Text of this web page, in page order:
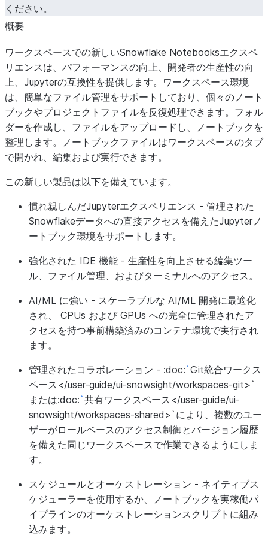
ください。
概要
ワークスペースでの新しいSnowflake Notebooksエクスペ
リエンスは、パフォーマンスの向上、開発者の生産性の向
上、Jupyterの互換性を提供します。ワークスペース環境
は、簡単なファイル管理をサポートしており、個々のノート
ブックやプロジェクトファイルを反復処理できます。フォル
ダーを作成し、ファイルをアップロードし、ノートブックを
整理します。ノートブックファイルはワークスペースのタブ
で開かれ、編集および実行できます。
この新しい製品は以下を備えています。
慣れ親しんだJupyterエクスペリエンス - 管理された
Snowflakeデータへの直接アクセスを備えたJupyterノ
ートブック環境をサポートします。
強化された IDE 機能 - 生産性を向上させる編集ツー
ル、ファイル管理、およびターミナルへのアクセス。
AI/ML に強い - スケーラブルな AI/ML 開発に最適化
され、 CPUs および GPUs への完全に管理されたア
クセスを持つ事前構築済みのコンテナ環境で実行され
ます。
管理されたコラボレーション - :doc:`Git統合ワークス
ペース</user-guide/ui-snowsight/workspaces-git>`
または:doc:`共有ワークスペース</user-guide/ui-
snowsight/workspaces-shared>`により、複数のユー
ザーがロールベースのアクセス制御とバージョン履歴
を備えた同じワークスペースで作業できるようにしま
す。
スケジュールとオーケストレーション - ネイティブス
ケジューラーを使用するか、ノートブックを実稼働パ
イプラインのオーケストレーションスクリプトに組み
込みます。